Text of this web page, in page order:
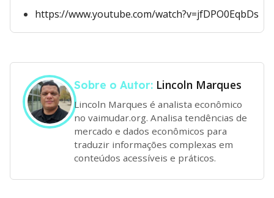
https://www.youtube.com/watch?v=jfDPO0EqbDs
Sobre o Autor: Lincoln Marques
Lincoln Marques é analista econômico
no vaimudar.org. Analisa tendências de
mercado e dados econômicos para
traduzir informações complexas em
conteúdos acessíveis e práticos.